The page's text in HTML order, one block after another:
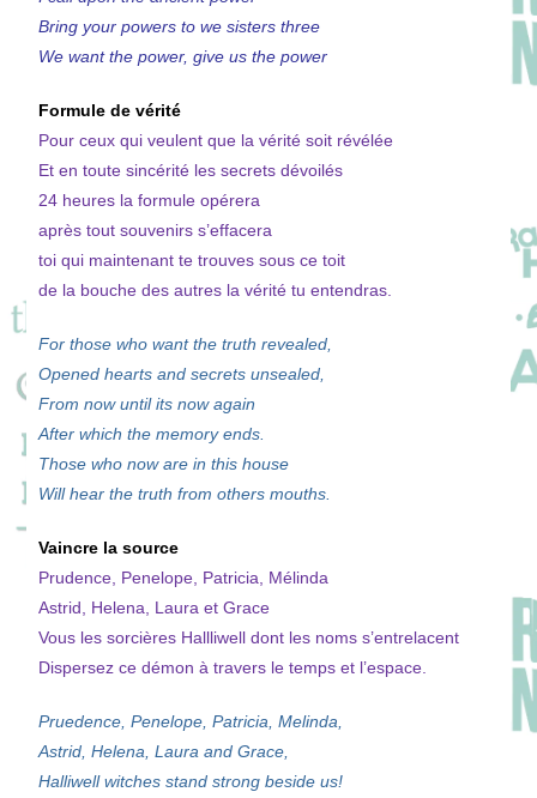
Bring your powers to we sisters three
We want the power, give us the power
Formule de vérité
Pour ceux qui veulent que la vérité soit révélée
Et en toute sincérité les secrets dévoilés
24 heures la formule opérera
après tout souvenirs s’effacera
toi qui maintenant te trouves sous ce toit
de la bouche des autres la vérité tu entendras.
For those who want the truth revealed,
Opened hearts and secrets unsealed,
From now until its now again
After which the memory ends.
Those who now are in this house
Will hear the truth from others mouths.
Vaincre la source
Prudence, Penelope, Patricia, Mélinda
Astrid, Helena, Laura et Grace
Vous les sorcières Hallliwell dont les noms s’entrelacent
Dispersez ce démon à travers le temps et l’espace.
Pruedence, Penelope, Patricia, Melinda,
Astrid, Helena, Laura and Grace,
Halliwell witches stand strong beside us!